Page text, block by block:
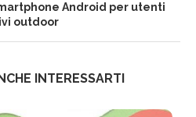
Android per utenti
outdoor
INTERESSARTI